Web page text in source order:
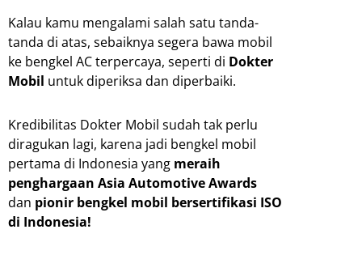
Kalau kamu mengalami salah satu tanda-
tanda di atas, sebaiknya segera bawa mobil
ke bengkel AC terpercaya, seperti di Dokter
Mobil untuk diperiksa dan diperbaiki.
Kredibilitas Dokter Mobil sudah tak perlu
diragukan lagi, karena jadi bengkel mobil
pertama di Indonesia yang meraih
penghargaan Asia Automotive Awards
dan pionir bengkel mobil bersertifikasi ISO
di Indonesia!